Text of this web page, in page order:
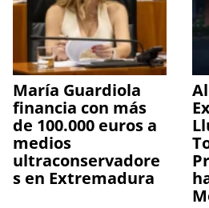
María Guardiola
financia con más
de 100.000 euros a
medios
ultraconservadore
s en Extremadura